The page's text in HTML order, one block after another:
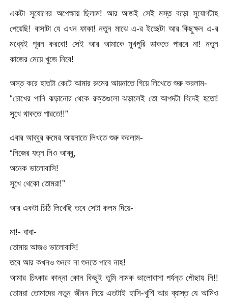
একটা সুযোগের অপেক্ষায় ছিলাম! আর আজই সেই মস্ত বড়ো সুযোগটাহ
পেয়েছি! বাসাটা যে এখন ফাকা! নতুন মাঝে এ-র ইচ্ছেটা আর কিছুক্ষন এ-র
মধ্যেই পূরন করবো! সেই আর আমাকে মুখপুরি ডাকতে পারবে না! নতুন
কাজের মেয়ে খুজে নিবে!
অস্ত করে হাতটা কেটে আমার রুমের আয়নাতে গিয়ে লিখেতে শুরু করলাম-
“চোখের পানি ঝড়ানোর থেকে রক্তগুলো ঝড়ালেই তো আপদটা বিদেই হতো!
সুখে থাকতে পারতে!!”
এবার আব্বুর রুমের আয়নাতে লিখতে শুরু করলাম-
“নিজের যত্ন নিও আব্বু,
অনেক ভালোবাসি!
সুখে থেকো তোমরা!”
আর একটা চিঠি লিখেছি তবে সেটা কলম দিয়ে-
মা!- বাবা-
তোমায় আজও ভালোবাসি!
তবে আর কখনও শুনবে না শুনতে পাবে নাহ!
আমার চিৎকার কান্না কোন কিছুই তুমি নামক ভালোবাসা পর্যন্ত পৌছায় নি!!
তোমরা তোমাদের নতুন জীবন নিয়ে এতটাই হাসি-খুশি আর ব্যাস্ত যে আমিও